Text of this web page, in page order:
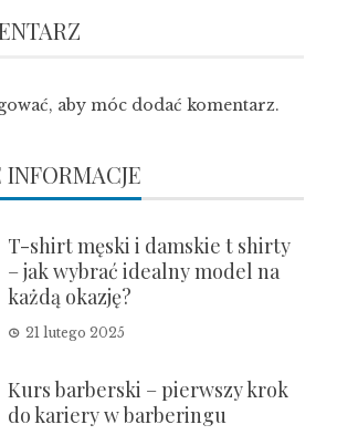
, aby móc dodać komentarz.
INFORMACJE
T-shirt męski i damskie t shirty
– jak wybrać idealny model na
każdą okazję?
21 lutego 2025
Kurs barberski – pierwszy krok
do kariery w barberingu